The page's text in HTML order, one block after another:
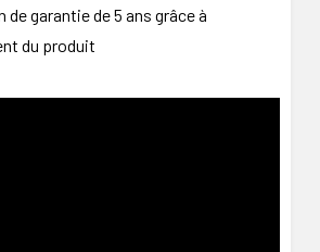
de garantie de 5 ans grâce à
du produit